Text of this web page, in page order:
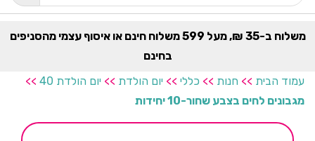
משלוח ב-35 ₪, מעל 599 משלוח חינם או איסוף עצמי מהסניפים
בחינם
עמוד הבית >> חנות >> כללי >> יום הולדת >> יום הולדת 40
>>
מגבונים לחים בצבע שחור-10 יחידות